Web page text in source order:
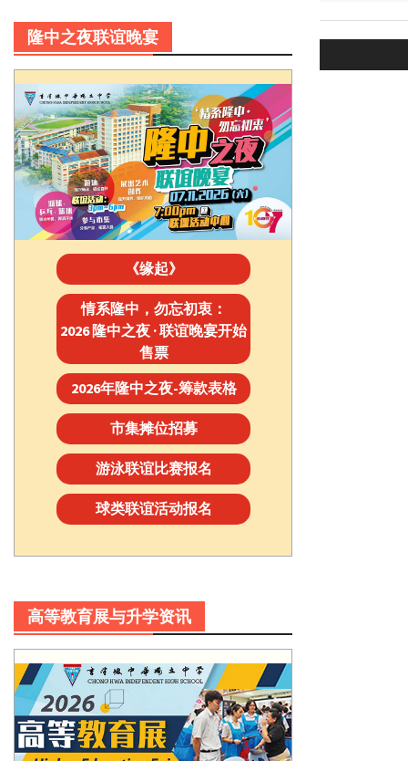
Post
隆中之夜联谊晚宴
《缘起》
情系隆中，勿忘初衷：
2026 隆中之夜 · 联谊晚宴开始
售票
2026年隆中之夜-筹款表格
市集摊位招募
游泳联谊比赛报名
球类联谊活动报名
高等教育展与升学资讯